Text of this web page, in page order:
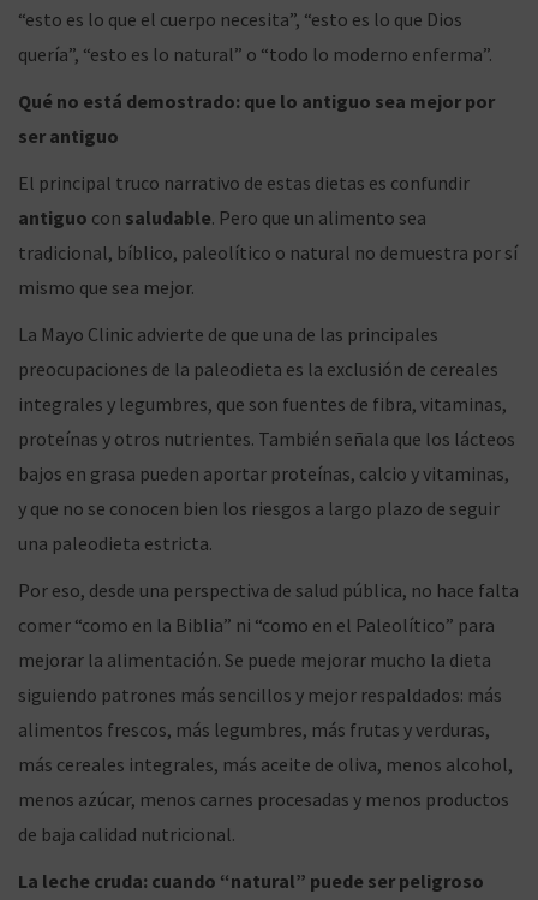
“esto es lo que el cuerpo necesita”, “esto es lo que Dios
quería”, “esto es lo natural” o “todo lo moderno enferma”.
Qué no está demostrado: que lo antiguo sea mejor por
ser antiguo
El principal truco narrativo de estas dietas es confundir
antiguo con saludable. Pero que un alimento sea
tradicional, bíblico, paleolítico o natural no demuestra por sí
mismo que sea mejor.
La Mayo Clinic advierte de que una de las principales
preocupaciones de la paleodieta es la exclusión de cereales
integrales y legumbres, que son fuentes de fibra, vitaminas,
proteínas y otros nutrientes. También señala que los lácteos
bajos en grasa pueden aportar proteínas, calcio y vitaminas,
y que no se conocen bien los riesgos a largo plazo de seguir
una paleodieta estricta.
Por eso, desde una perspectiva de salud pública, no hace falta
comer “como en la Biblia” ni “como en el Paleolítico” para
mejorar la alimentación. Se puede mejorar mucho la dieta
siguiendo patrones más sencillos y mejor respaldados: más
alimentos frescos, más legumbres, más frutas y verduras,
más cereales integrales, más aceite de oliva, menos alcohol,
menos azúcar, menos carnes procesadas y menos productos
de baja calidad nutricional.
La leche cruda: cuando “natural” puede ser peligroso